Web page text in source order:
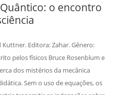
o encontro
Editora: Zahar. Gênero:
pelos físicos Bruce Rosenblum e
dos mistérios da mecânica
Sem o uso de equações, os